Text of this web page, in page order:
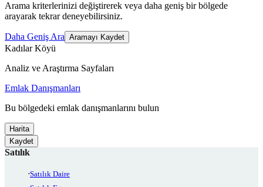
Arama kriterlerinizi değiştirerek veya daha geniş bir bölgede
arayarak tekrar deneyebilirsiniz.
Daha Geniş Ara Aramayı Kaydet
Kadılar Köyü
Analiz ve Araştırma Sayfaları
Emlak Danışmanları
Bu bölgedeki emlak danışmanlarını bulun
Harita
Kaydet
Satılık
Satılık Daire